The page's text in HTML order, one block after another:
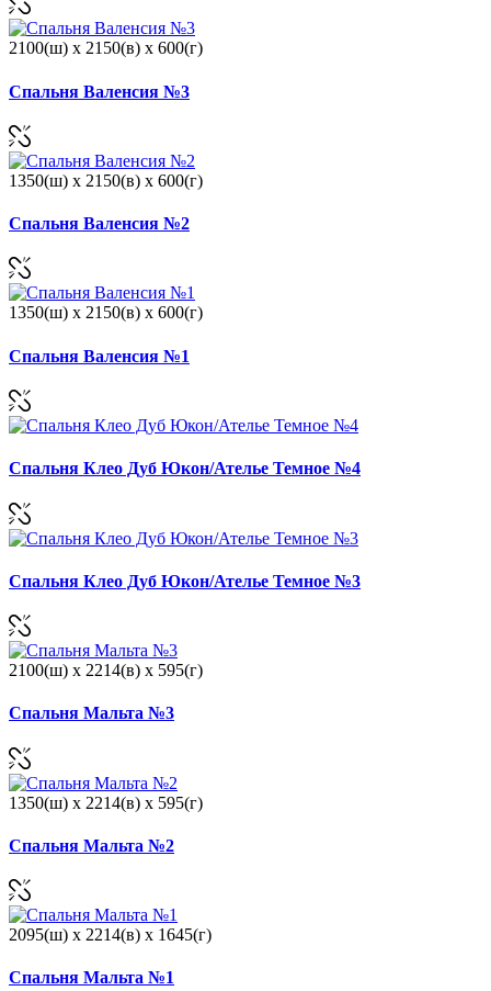
2100(ш) x 2150(в) x 600(г)
Спальня Валенсия №3
1350(ш) x 2150(в) x 600(г)
Спальня Валенсия №2
1350(ш) x 2150(в) x 600(г)
Спальня Валенсия №1
Спальня Клео Дуб Юкон/Ателье Темное №4
Спальня Клео Дуб Юкон/Ателье Темное №3
2100(ш) x 2214(в) x 595(г)
Спальня Мальта №3
1350(ш) x 2214(в) x 595(г)
Спальня Мальта №2
2095(ш) x 2214(в) x 1645(г)
Спальня Мальта №1